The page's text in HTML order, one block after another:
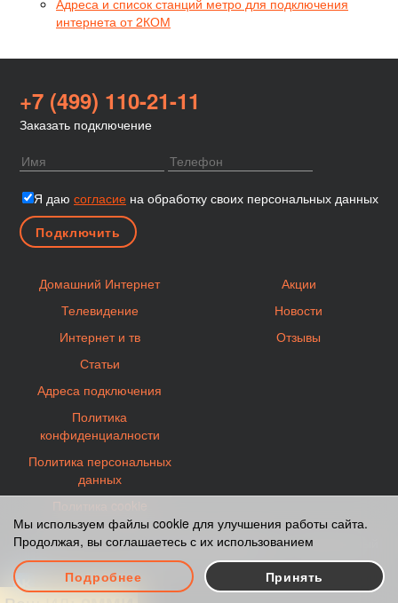
Адреса и список станций метро для подключения
интернета от 2КОМ
+7 (499) 110-21-11
Заказать подключение
Я даю согласие на обработку своих персональных данных
Домашний Интернет
Телевидение
Интернет и тв
Акции
Новости
Отзывы
Статьи
Адреса подключения
Политика
конфиденциалности
Политика персональных
данных
Карта сайта © 2012-2026 Moscow-2KOM.ru - Официальный
сайт партнера 2КОМ.
Мы используем файлы cookie для улучшения работы сайта.
Продолжая, вы соглашаетесь с их использованием
Подробнее
Принять